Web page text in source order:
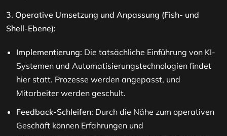
3. Operative Umsetzung und Anpassung (Fish- und
Shell-Ebene):
Implementierung: Die tatsächliche Einführung von KI-
Systemen und Automatisierungstechnologien findet
hier statt. Prozesse werden angepasst, und
Mitarbeiter werden geschult.
Feedback-Schleifen: Durch die Nähe zum operativen
Geschäft können Erfahrungen und